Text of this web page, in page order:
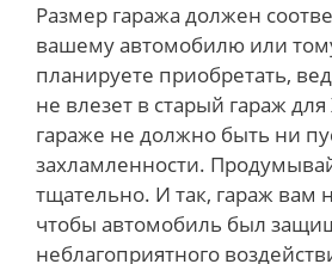
Размер гаража должен
вашему автомобилю или
планируете приобретать,
не влезет в старый гараж
гараже не должно быть ни
захламленности.
тщательно. И так, гараж вам
чтобы автомобиль был
неблагоприятного